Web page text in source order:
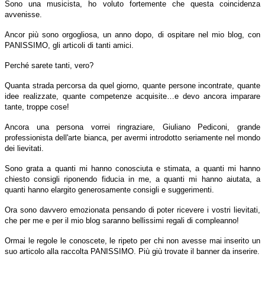
Sono una musicista, ho voluto fortemente che questa coincidenza
avvenisse.
Ancor più sono orgogliosa, un anno dopo, di ospitare nel mio blog, con
PANISSIMO, gli articoli di tanti amici.
Perché sarete tanti, vero?
Quanta strada percorsa da quel giorno, quante persone incontrate, quante
idee realizzate, quante competenze acquisite…e devo ancora imparare
tante, troppe cose!
Ancora una persona vorrei ringraziare, Giuliano Pediconi, grande
professionista dell'arte bianca, per avermi introdotto seriamente nel mondo
dei lievitati.
Sono grata a quanti mi hanno conosciuta e stimata, a quanti mi hanno
chiesto consigli riponendo fiducia in me, a quanti mi hanno aiutata, a
quanti hanno elargito generosamente consigli e suggerimenti.
Ora sono davvero emozionata pensando di poter ricevere i vostri lievitati,
che per me e per il mio blog saranno bellissimi regali di compleanno!
Ormai le regole le conoscete, le ripeto per chi non avesse mai inserito un
suo articolo alla raccolta PANISSIMO. Più giù trovate il banner da inserire.